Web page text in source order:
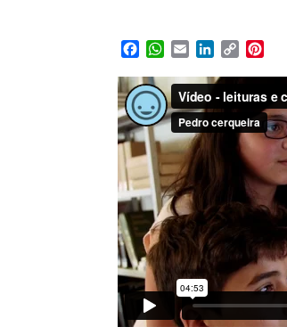
Facebook
WhatsApp
EmailLinkedIn
Copy